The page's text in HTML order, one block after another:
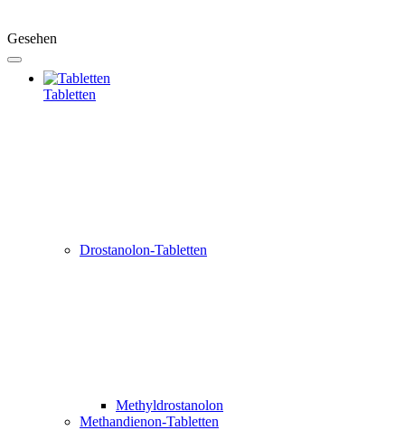
Gesehen
Tabletten
Drostanolon-Tabletten
Methyldrostanolon
Methandienon-Tabletten